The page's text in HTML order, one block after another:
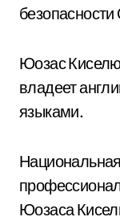
Юозас
владеет
языками.
Юозаса